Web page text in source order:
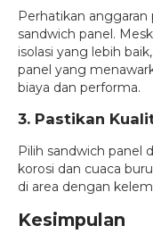
Perhatikan
sandwich panel.
isolasi yang lebih
panel yang
biaya dan performa.
3. Pastikan
Pilih sandwich panel
korosi dan cuaca
di area dengan
Kesimpulan